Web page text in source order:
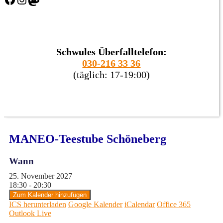
Schwules Überfalltelefon:
030-216 33 36
(täglich: 17-19:00)
MANEO-Teestube Schöneberg
Wann
25. November 2027
18:30 - 20:30
Zum Kalender hinzufügen
ICS herunterladen Google Kalender iCalendar Office 365
Outlook Live